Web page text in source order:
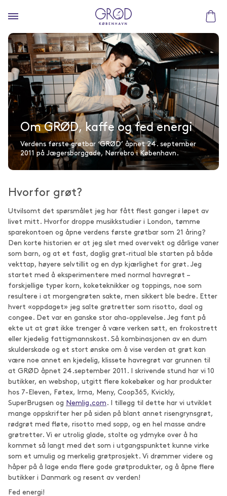
Om GRØD, kaffe og fed energi
Verdens første grøtbar ‘GRØD’ åpnet 24. september
2011 på Jægersborggade, Nørrebro i København.
Hvorfor grøt?
Utvilsomt det spørsmålet jeg har fått flest ganger i løpet av
livet mitt. Hvorfor droppe musikkstudier i London, tømme
sparekontoen og åpne verdens første grøtbar som 21 åring?
Den korte historien er at jeg slet med overvekt og dårlige vaner
som barn, og at et fast, daglig grøt-ritual ble starten på både
vekttap, høyere selvtillit og en dyp kjærlighet for grøt. Jeg
startet med å eksperimentere med normal havregrøt –
forskjellige typer korn, koketeknikker og toppings, noe som
resultere i at morgengrøten sakte, men sikkert ble bedre. Etter
hvert «oppdaget» jeg salte grøtretter som risotto, daal og
congee. Det var en ganske stor aha-opplevelse. Jeg fant på
ekte ut at grøt ikke trenger å være verken søtt, en frokostrett
eller kjedelig fattigmannskost. Så kombinasjonen av en dum
skulderskade og et stort ønske om å vise verden at grøt kan
være noe annet en kjedelig, klissete havregrøt var grunnen til
at GRØD åpnet 24.september 2011. I skrivende stund har vi 10
butikker, en webshop, utgitt flere kokebøker og har produkter
hos 7-Eleven, Føtex, Irma, Meny, Coop365, Kvickly,
SuperBrugsen og
Nemlig.com . I tillegg til dette har vi utviklet
mange oppskrifter her på siden på blant annet risengrynsgrøt,
rødgrøt med fløte, risotto med sopp, og en hel masse andre
grøtretter. Vi er utrolig glade, stolte og ydmyke over å ha
kommet så langt med det som i utgangspunktet kunne virke
som et umulig og merkelig grøtprosjekt. Vi drømmer videre og
håper på å lage enda flere gode grøtprodukter, og å åpne flere
butikker i Danmark og resent av verden!
Fed energi!